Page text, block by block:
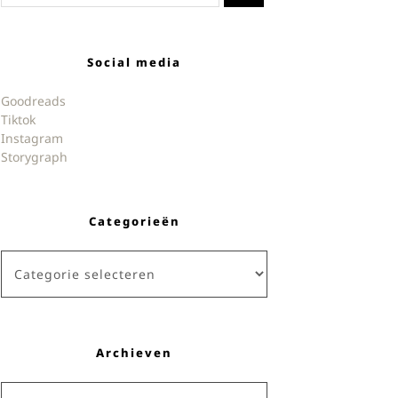
Social media
Goodreads
Tiktok
Instagram
Storygraph
Categorieën
Archieven